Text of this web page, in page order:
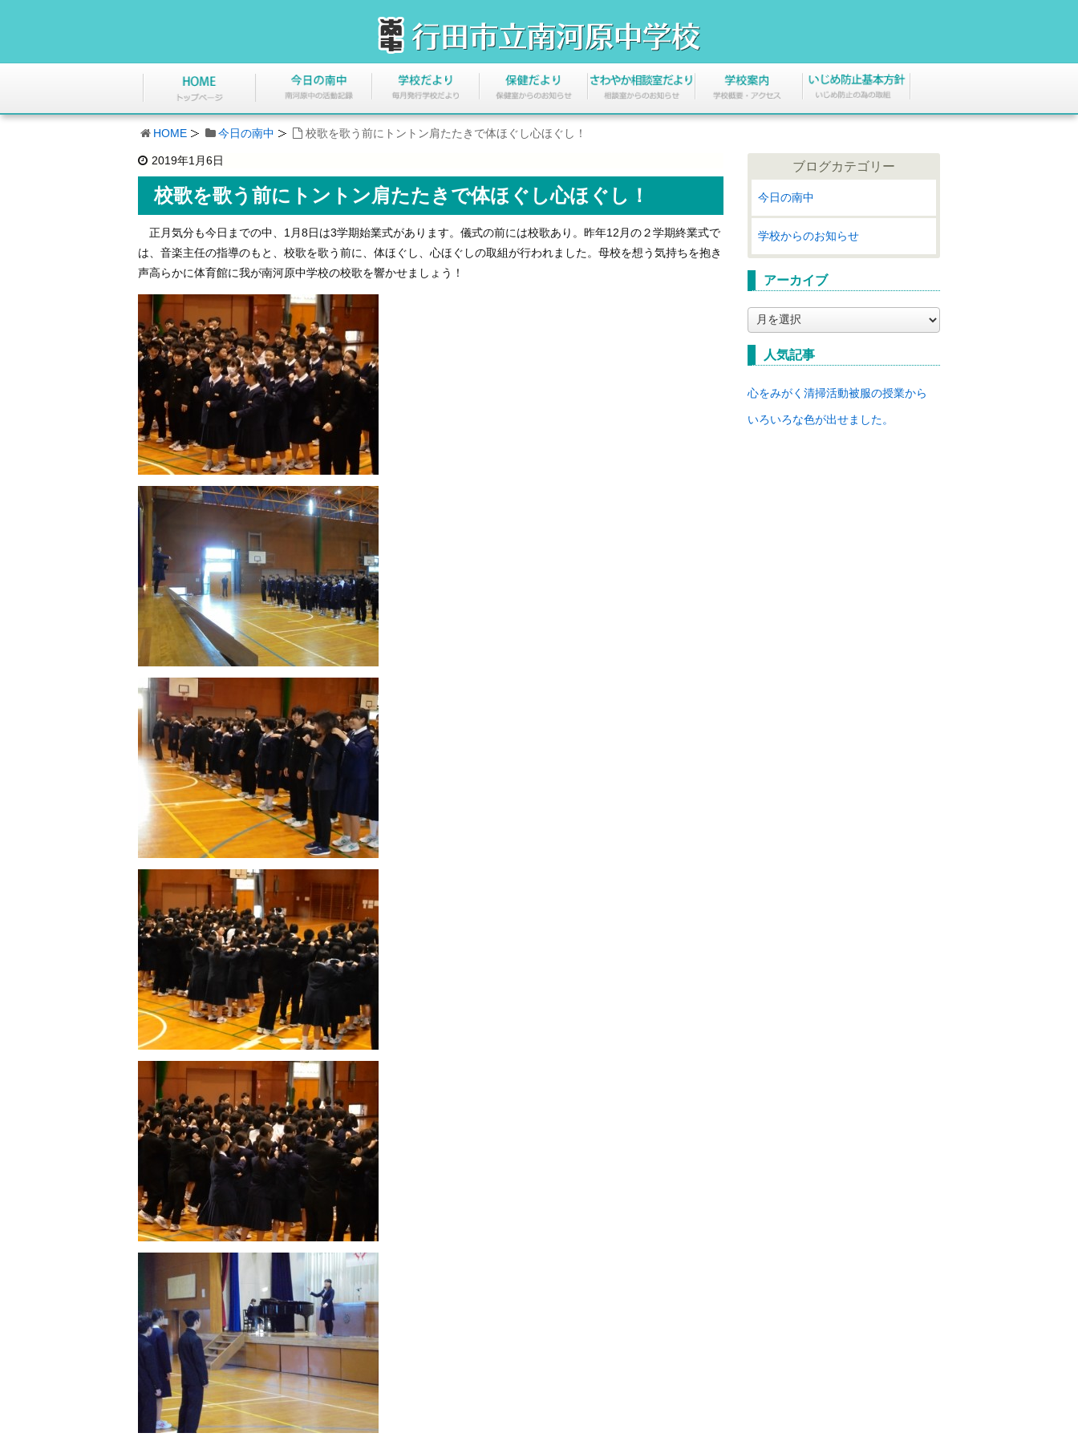
HOME 今日の南中 校歌を歌う前にトントン肩たたきで体ほぐし心ほぐし！
2019年1月6日
校歌を歌う前にトントン肩たたきで体ほぐし心ほぐし！
正月気分も今日までの中、1月8日は3学期始業式があります。儀式の前には校歌あり。昨年12月の２学期終業式で
は、音楽主任の指導のもと、校歌を歌う前に、体ほぐし、心ほぐしの取組が行われました。母校を想う気持ちを抱き
声高らかに体育館に我が南河原中学校の校歌を響かせましょう！
ブログカテゴリー
今日の南中
学校からのお知らせ
アーカイブ
ー
カ
イ
人気記事
心をみがく清掃活動被服の授業から
いろいろな色が出せました。